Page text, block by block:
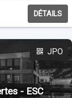
DÉTAILS
JPO
- ESC